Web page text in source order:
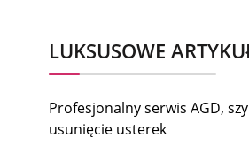
LUKSUSOWE
Profesjonalny serwis AGD,
usunięcie usterek